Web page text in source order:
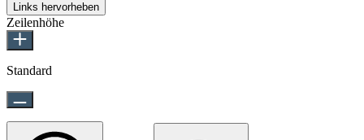
Links hervorheben
Zeilenhöhe
Standard